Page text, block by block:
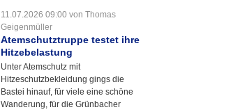
für
Kirmes
mit
zukunftsweisender
Einlage
11.07.2026 09:00 von Thomas
Geigenmüller
Atemschutztruppe testet ihre
Hitzebelastung
Unter Atemschutz mit
Hitzeschutzbekleidung gings die
Bastei hinauf, für viele eine schöne
Wanderung, für die Grünbacher